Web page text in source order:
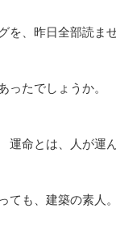
を、昨日全部読ま
ったでしょうか。
命とは、人が運
ても、建築の素人。